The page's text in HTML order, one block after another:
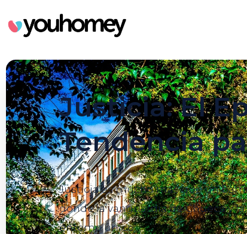
Justicia: El
Tendencia
Justicia es mucho más que un
donde la vanguardia de Chueca y
entorno único.